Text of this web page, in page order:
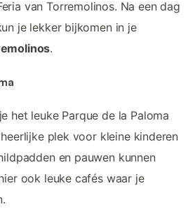
van Torremolinos. Na een dag
je lekker bijkomen in je
.
het leuke Parque de la Paloma
plek voor kleine kinderen
en pauwen kunnen
ook leuke cafés waar je